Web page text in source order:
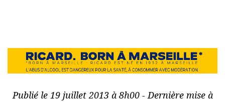
Publié le 19 juillet 2013 à 8h00 - Dernière mise à